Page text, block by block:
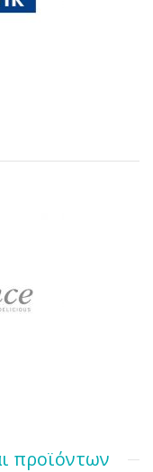
προϊόντων